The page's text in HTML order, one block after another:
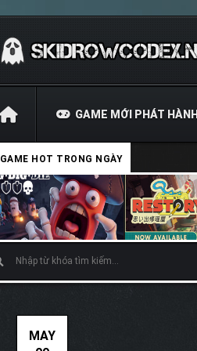
GAME MỚI PHÁT HÀNH
GAME HOT TRONG NGÀY
MAY